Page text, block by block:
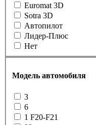
Euromat 3D
Sotra 3D
Автопилот
Лидер-Плюс
Нет
Модель автомобиля
3
6
1 F20-F21